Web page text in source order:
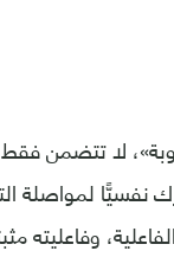
لا تتضمن فقط
لمواصلة
وفاعليته